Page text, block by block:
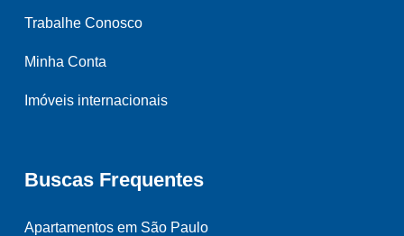
Trabalhe Conosco
Minha Conta
Imóveis internacionais
Buscas Frequentes
Apartamentos em São Paulo